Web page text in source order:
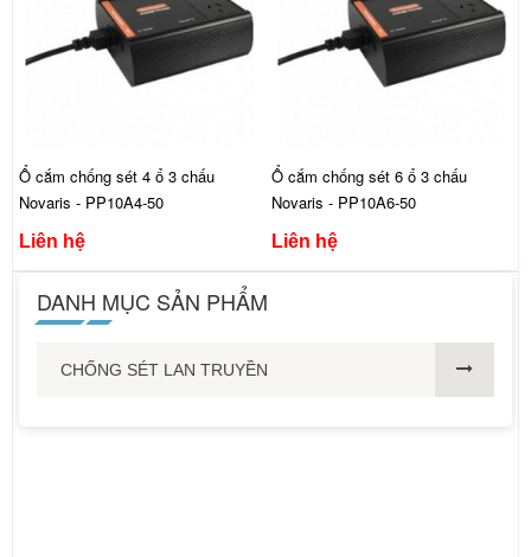
Ổ cắm chống sét 4 ổ 3 chấu
Novaris - PP10A4-50
Liên hệ
Ổ cắm chống sét 6 ổ 3 chấu
Novaris - PP10A6-50
Liên hệ
DANH MỤC SẢN PHẨM
CHỐNG SÉT LAN TRUYỀN